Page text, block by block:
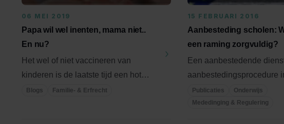
06 MEI 2019
Papa wil wel inenten, mama niet..
En nu?
Het wel of niet vaccineren van
kinderen is de laatste tijd een hot
topic in Nederland. Vorige maand ...
Blogs Familie- & Erfrecht
15 FEBRUARI 2016
Aanbesteding scholen:
een raming zorgvuldig?
Een aanbestedende
aanbestedingsprocedure
intrekken en tot
Publicaties
Onderwijs
Mededinging & Regulering